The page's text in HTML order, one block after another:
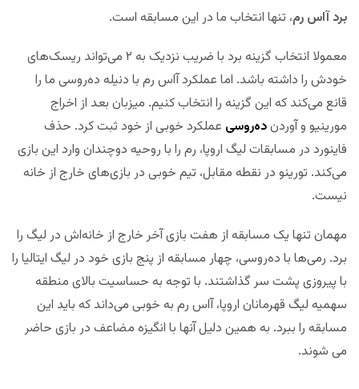
برد آاس رم، تنها انتخاب ما در این مسابقه است.
معمولا انتخاب گزینه برد با ضریب نزدیک به ۲ می‌تواند ریسک‌های
خودش را داشته باشد. اما عملکرد آاس رم با دنیله ده‌روسی ما را
قانع می‌کند که این گزینه را انتخاب کنیم. میزبان بعد از اخراج
مورینیو و آوردنده‌روسی عملکرد خوبی از خود ثبت کرد. حذف
فاینورد در مسابقات لیگ اروپا، رم را با روحیه دوچندان وارد این بازی
می‌کند. تورینو در نقطه مقابل، تیم خوبی در بازی‌های خارج از خانه
نیست.
مهمان تنها یک مسابقه از هفت بازی آخر خارج از خانه‌اش در لیگ را
برد. رمی‌ها با ده‌روسی، چهار مسابقه از پنج بازی خود در لیگ ایتالیا را
با پیروزی پشت سر گذاشتند. با توجه به حساسیت بالای منطقه
سهمیه لیگ قهرمانان اروپا، آاس رم به خوبی می‌داند که باید این
مسابقه را ببرد. به همین دلیل آنها با انگیزه مضاعف در بازی حاضر
می شوند.